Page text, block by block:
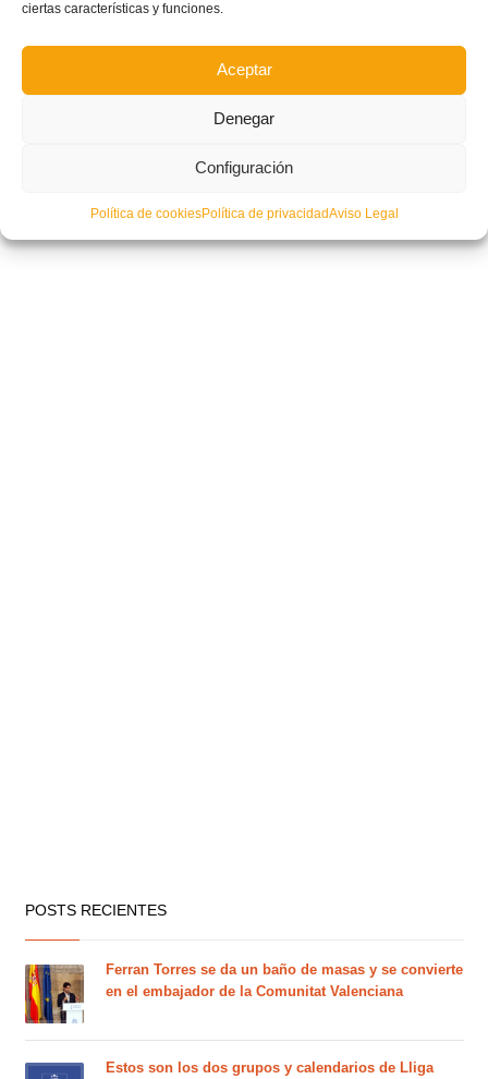
ciertas características y funciones.
Aceptar
Denegar
Configuración
Política de cookiesPolítica de privacidadAviso Legal
CONVOCATORIA: Entrenamiento de la Selecció Valenciana Valenta
POSTS RECIENTES
Ferran Torres se da un baño de masas y se convierte
en el embajador de la Comunitat Valenciana
Estos son los dos grupos y calendarios de Lliga